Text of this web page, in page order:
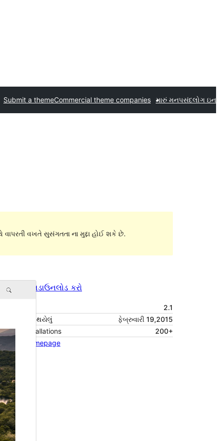
Submit a themeCommercial theme companies મારું મનપસંદલોગ ઇન
વખતે સુસંગતતા ના મુદ્દા હોઈ શકે છે.
પૂર્વાવલોકનડાઉનલોડ કરો
2.1
છેલે અપડેટ થયેલું
ફેબ્રુવારી 19,2015
Active installations
200+
Theme homepage